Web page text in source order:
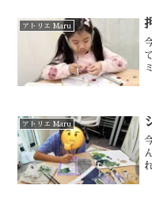
アトリエ Maru
アトリエ Maru